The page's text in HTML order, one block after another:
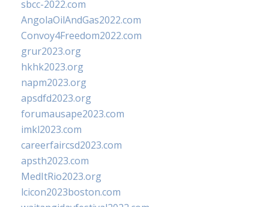
sbcc-2022.com
AngolaOilAndGas2022.com
Convoy4Freedom2022.com
grur2023.org
hkhk2023.org
napm2023.org
apsdfd2023.org
forumausape2023.com
imkl2023.com
careerfaircsd2023.com
apsth2023.com
MedItRio2023.org
lcicon2023boston.com